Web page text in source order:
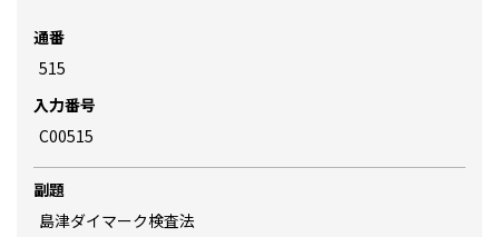
通番
515
入力番号
C00515
副題
島津ダイマーク検査法